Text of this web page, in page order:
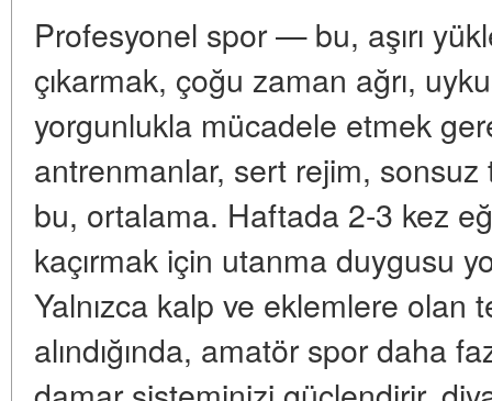
Profesyonel spor — bu, aşırı
çıkarmak, çoğu zaman ağrı,
yorgunlukla mücadele etmek
antrenmanlar, sert rejim,
bu, ortalama. Haftada 2-3 kez
kaçırmak için utanma duygusu
Yalnızca kalp ve eklemlere olan
alındığında, amatör spor daha